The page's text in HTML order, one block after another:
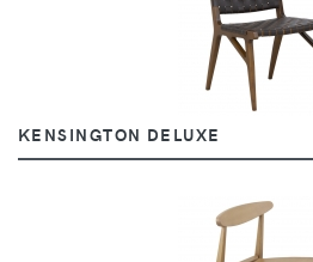
KENSINGTON DELUXE